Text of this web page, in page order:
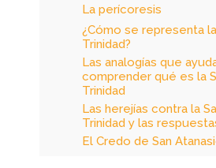
La perícoresis
¿Cómo se representa
Trinidad?
Las analogías que
comprender qué es la
Trinidad
Las herejías contra la
Trinidad y las
El Credo de San